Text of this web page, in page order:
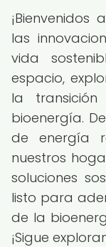
¡Bienvenidos a
las
vida
espacio,
la
bioenergía.
de energía
nuestros
soluciones
listo para
de la
¡Sigue